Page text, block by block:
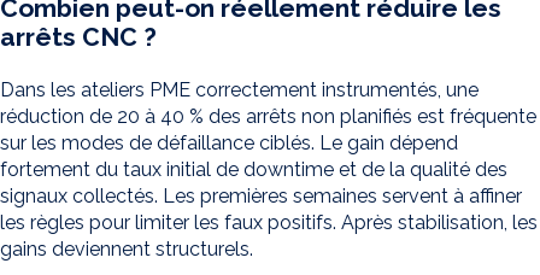
Combien peut-on réellement réduire les
arrêts CNC ?
Dans les ateliers PME correctement instrumentés, une
réduction de 20 à 40 % des arrêts non planifiés est fréquente
sur les modes de défaillance ciblés. Le gain dépend
fortement du taux initial de downtime et de la qualité des
signaux collectés. Les premières semaines servent à affiner
les règles pour limiter les faux positifs. Après stabilisation, les
gains deviennent structurels.